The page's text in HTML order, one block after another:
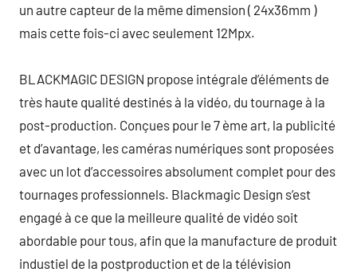
un autre capteur de la même dimension ( 24x36mm )
mais cette fois-ci avec seulement 12Mpx.
BLACKMAGIC DESIGN propose intégrale d’éléments de
très haute qualité destinés à la vidéo, du tournage à la
post-production. Conçues pour le 7 ème art, la publicité
et d’avantage, les caméras numériques sont proposées
avec un lot d’accessoires absolument complet pour des
tournages professionnels. Blackmagic Design s’est
engagé à ce que la meilleure qualité de vidéo soit
abordable pour tous, afin que la manufacture de produit
industiel de la postproduction et de la télévision